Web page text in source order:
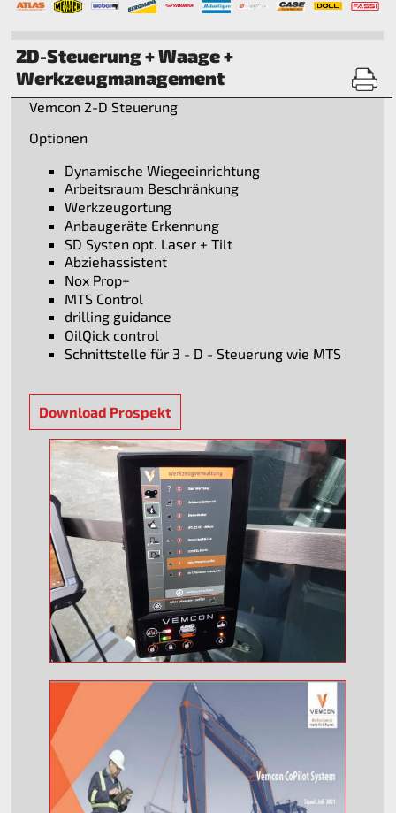
2D-Steuerung + Waage +
Werkzeugmanagement
Vemcon 2-D Steuerung
Optionen
Dynamische Wiegeeinrichtung
Arbeitsraum Beschränkung
Werkzeugortung
Anbaugeräte Erkennung
SD Systen opt. Laser + Tilt
Abziehassistent
Nox Prop+
MTS Control
drilling guidance
OilQick control
Schnittstelle für 3 - D - Steuerung wie MTS
Download Prospekt